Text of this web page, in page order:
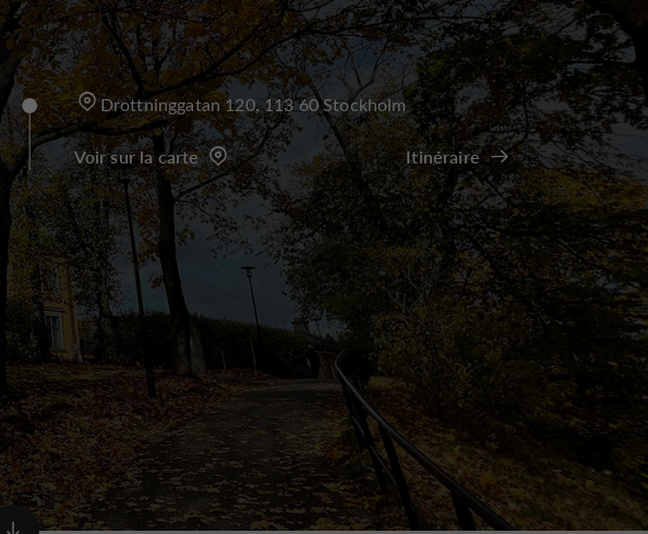
Drottninggatan 120, 113 60 Stockholm
Voir sur la carte Itinéraire